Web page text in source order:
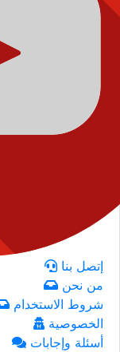
إتصل بنا
من نحن
شروط الاستخدام
الخصوصية
أسئلة وإجابات